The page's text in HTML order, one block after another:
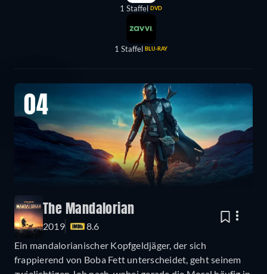
1 Staffel DVD
1 Staffel BLU-RAY
04
The Mandalorian
2019
8.6
Ein mandalorianischer Kopfgeldjäger, der sich
frappierend von Boba Fett unterscheidet, geht seinem